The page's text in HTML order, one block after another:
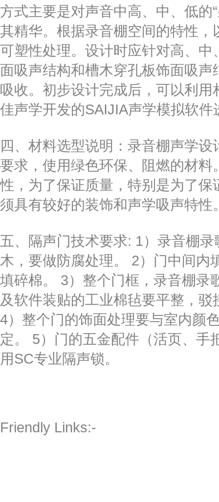
方式主要是对声音中高、中、低的
其精华。根据录音棚空间的特性
可塑性处理。设计时应针对高、
面吸声结构和槽木穿孔板饰面吸
吸收。初步设计完成后，可以利
佳声学开发的SAIJIA声学模拟软
四、材料选型说明：录音棚声学
要求，使用绿色环保、阻燃的材
性，为了保证质量，特别是为了
须具有较好的装饰和声学吸声特性
五、隔声门技术要求: 1）录音棚
木，要做防腐处理。 2）门中间内
填碎棉。 3）整个门框，录音棚录
及软件装贴的工业棉毡要平整，
4）整个门的饰面处理要与室内颜
定。 5）门的五金配件（活页、手
用SC专业隔声锁。
Friendly Links:-